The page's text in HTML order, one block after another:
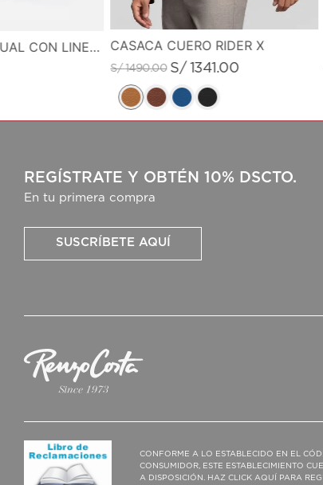
MONEDERO CASUAL CON LINEA DE COLOR EN CONTRASTE CASACA CUERO RIDER X
S/ 1490.00 S/ 1341.00
REGÍSTRATE Y OBTÉN 10% DSCTO.
En tu primera compra
SUSCRÍBETE AQUÍ
CONFORME A LO ESTABLECIDO EN EL
CONSUMIDOR, ESTE ESTABLECIMIENTO
A DISPOSICIÓN. HAZ CLICK AQUÍ PARA